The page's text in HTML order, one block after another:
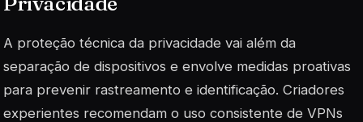
A proteção técnica da privacidade vai além da
separação de dispositivos e envolve medidas proativas
para prevenir rastreamento e identificação. Criadores
experientes recomendam o uso consistente de VPNs